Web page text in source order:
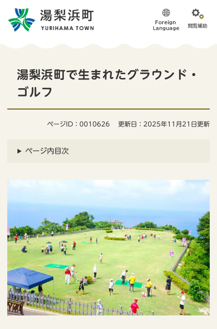
湯梨浜町で生まれたグラウンド・
ゴルフ
ページID：0010626 更新日：2025年11月21日更新
ページ内目次